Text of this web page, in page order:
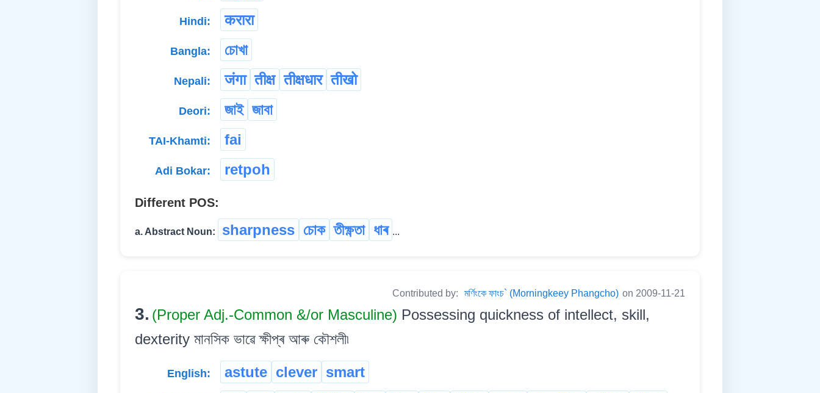
Hindi: करारा
Bangla: চোখা
Nepali: जंगा तीक्ष तीक्षधार तीखो
Deori: জাই জাবা
TAI-Khamti: fai
Adi Bokar: retpoh
Different POS:
a. Abstract Noun: sharpness চোক তীক্ষ্ণতা ধাৰ ...
Contributed by: মৰ্ণিংকে ফাংচ` (Morningkeey Phangcho) on 2009-11-21
3. (Proper Adj.-Common &/or Masculine) Possessing quickness of intellect, skill,
dexterity মানসিক ভাৱে ক্ষীপ্ৰ আৰু কৌশলী৷
English: astute clever smart